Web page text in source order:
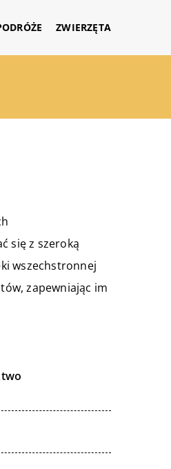
ZWIERZĘTA
się z szeroką
wszechstronnej
zapewniając im